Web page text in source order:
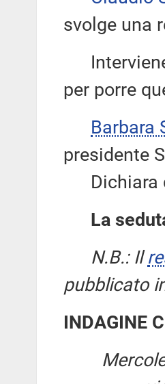
svolge una
per porre
Barbara
presidente
Dichiara
La
N.B.: Il
pubblicato
INDAGINE